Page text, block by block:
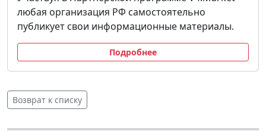
любая организация РФ самостоятельно
публикует свои информационные материалы.
Подробнее
Возврат к списку